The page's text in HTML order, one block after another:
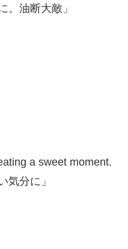
。油断大敵」
a sweet moment.
気分に」